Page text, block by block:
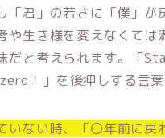
「君」の若さに「僕」が
や生き様を変えなくては
だと考えられます。「
！」を後押しする言葉
いない時、「〇年前に戻